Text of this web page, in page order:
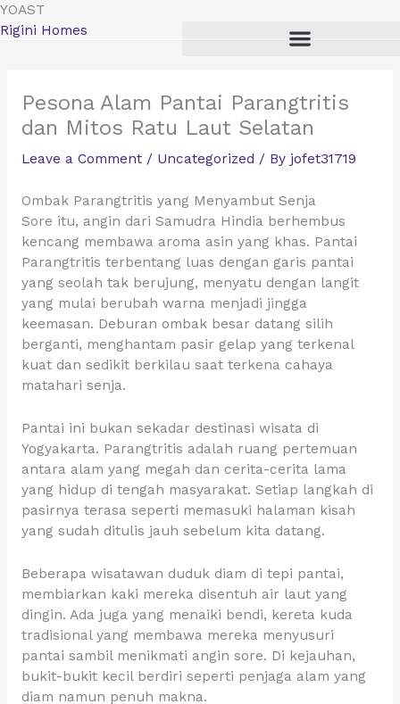
YOAST
to
Rigini Homes
Pesona Alam Pantai Parangtritis
dan Mitos Ratu Laut Selatan
Leave a Comment / Uncategorized / By jofet31719
Ombak Parangtritis yang Menyambut Senja
Sore itu, angin dari Samudra Hindia berhembus
kencang membawa aroma asin yang khas. Pantai
Parangtritis terbentang luas dengan garis pantai
yang seolah tak berujung, menyatu dengan langit
yang mulai berubah warna menjadi jingga
keemasan. Deburan ombak besar datang silih
berganti, menghantam pasir gelap yang terkenal
kuat dan sedikit berkilau saat terkena cahaya
matahari senja.
Pantai ini bukan sekadar destinasi wisata di
Yogyakarta. Parangtritis adalah ruang pertemuan
antara alam yang megah dan cerita-cerita lama
yang hidup di tengah masyarakat. Setiap langkah di
pasirnya terasa seperti memasuki halaman kisah
yang sudah ditulis jauh sebelum kita datang.
Beberapa wisatawan duduk diam di tepi pantai,
membiarkan kaki mereka disentuh air laut yang
dingin. Ada juga yang menaiki bendi, kereta kuda
tradisional yang membawa mereka menyusuri
pantai sambil menikmati angin sore. Di kejauhan,
bukit-bukit kecil berdiri seperti penjaga alam yang
diam namun penuh makna.